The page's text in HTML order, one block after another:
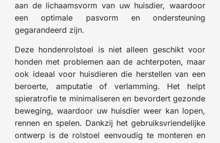
aan de lichaamsvorm van uw huisdier, waardoor
een optimale pasvorm en ondersteuning
gegarandeerd zijn.
Deze hondenrolstoel is niet alleen geschikt voor
honden met problemen aan de achterpoten, maar
ook ideaal voor huisdieren die herstellen van een
beroerte, amputatie of verlamming. Het helpt
spieratrofie te minimaliseren en bevordert gezonde
beweging, waardoor uw huisdier weer kan lopen,
rennen en spelen. Dankzij het gebruiksvriendelijke
ontwerp is de rolstoel eenvoudig te monteren en